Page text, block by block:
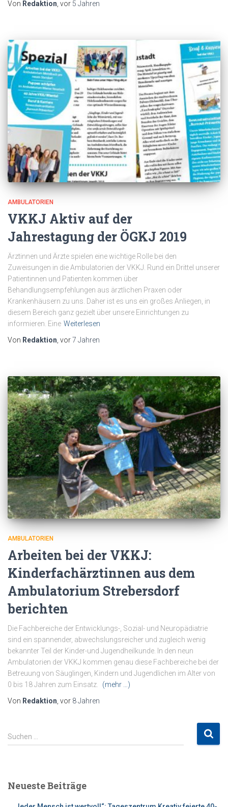
Von Redaktion, vor 5 Jahren
AMBULATORIEN
VKKJ Aktiv auf der
Jahrestagung der ÖGKJ 2019
Ärztinnen und Ärzte spielen eine wichtige Rolle bei den
Zuweisungen in die Ambulatorien der VKKJ. Rund ein Drittel unserer
Patientinnen und Patienten kommen über
Behandlungsempfehlungen aus ärztlichen Praxen oder
Krankenhäusern zu uns. Daher ist es uns ein großes Anliegen, in
diesem Bereich ganz gezielt über unsere Einrichtungen zu
informieren. Eine Weiterlesen
Von Redaktion , vor7 Jahren
AMBULATORIEN
Arbeiten bei der VKKJ:
Kinderfachärztinnen aus dem
Ambulatorium Strebersdorf
berichten
Die Fachbereiche der Entwicklungs-, Sozial- und Neuropädiatrie
sind ein spannender, abwechslungsreicher und zugleich wenig
bekannter Teil der Kinder-und Jugendheilkunde. In den neun
Ambulatorien der VKKJ kommen genau diese Fachbereiche bei der
Betreuung von Säuglingen, Kindern und Jugendlichen im Alter von
0 bis 18 Jahren zum Einsatz.
(mehr …)
Von Redaktion , vor 8 Jahren
S
u
n
Suchen …
Neueste Beiträge